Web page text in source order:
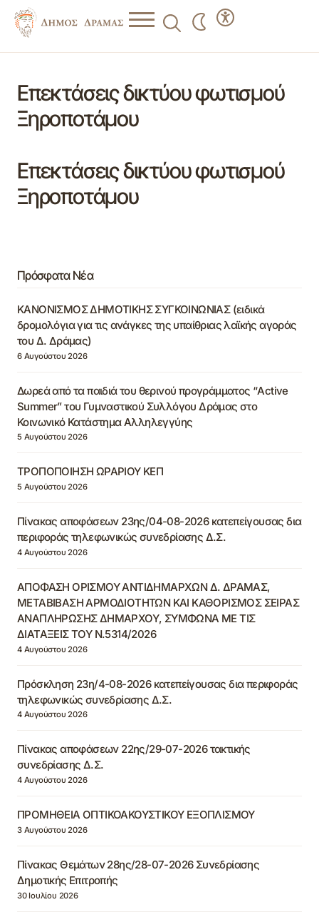
Επεκτάσεις δικτύου φωτισμού
Ξηροποτάμου
Επεκτάσεις δικτύου φωτισμού
Ξηροποτάμου
Πρόσφατα Νέα
ΚΑΝΟΝΙΣΜΟΣ ΔΗΜΟΤΙΚΗΣ ΣΥΓΚΟΙΝΩΝΙΑΣ (ειδικά
δρομολόγια για τις ανάγκες της υπαίθριας λαϊκής αγοράς
του Δ. Δράμας)
6 Αυγούστου 2026
Δωρεά από τα παιδιά του θερινού προγράμματος “Active
Summer” του Γυμναστικού Συλλόγου Δράμας στο
Κοινωνικό Κατάστημα Αλληλεγγύης
5 Αυγούστου 2026
ΤΡΟΠΟΠΟΙΗΣΗ ΩΡΑΡΙΟΥ ΚΕΠ
5 Αυγούστου 2026
Πίνακας αποφάσεων 23ης/04-08-2026 κατεπείγουσας δια
περιφοράς τηλεφωνικώς συνεδρίασης Δ.Σ.
4 Αυγούστου 2026
ΑΠΟΦΑΣΗ ΟΡΙΣΜΟΥ ΑΝΤΙΔΗΜΑΡΧΩΝ Δ. ΔΡΑΜΑΣ,
ΜΕΤΑΒΙΒΑΣΗ ΑΡΜΟΔΙΟΤΗΤΩΝ ΚΑΙ ΚΑΘΟΡΙΣΜΟΣ ΣΕΙΡΑΣ
ΑΝΑΠΛΗΡΩΣΗΣ ΔΗΜΑΡΧΟΥ, ΣΥΜΦΩΝΑ ΜΕ ΤΙΣ
ΔΙΑΤΑΞΕΙΣ ΤΟΥ Ν.5314/2026
4 Αυγούστου 2026
Πρόσκληση 23η/4-08-2026 κατεπείγουσας δια περιφοράς
τηλεφωνικώς συνεδρίασης Δ.Σ.
4 Αυγούστου 2026
Πίνακας αποφάσεων 22ης/29-07-2026 τακτικής
συνεδρίασης Δ.Σ.
4 Αυγούστου 2026
ΠΡΟΜΗΘΕΙΑ ΟΠΤΙΚΟΑΚΟΥΣΤΙΚΟΥ ΕΞΟΠΛΙΣΜΟΥ
3 Αυγούστου 2026
Πίνακας Θεμάτων 28ης/28-07-2026 Συνεδρίασης
Δημοτικής Επιτροπής
30 Ιουλίου 2026